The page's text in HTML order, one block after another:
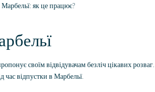
як це працює?
своїм відвідувачам безліч цікавих
час відпустки в Марбельї.
service en
TOP BEDRIJF